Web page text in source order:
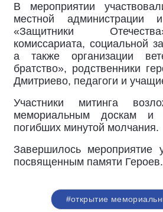
В мероприятии
местной
«Защитники
комиссариата, социальной
а также организации
братство», родственники
Дмитриево, педагоги и
Участники митинга
мемориальным доскам и
погибших минутой молчания.
Завершилось мероприятие
посвященным памяти Героев.
#открытие